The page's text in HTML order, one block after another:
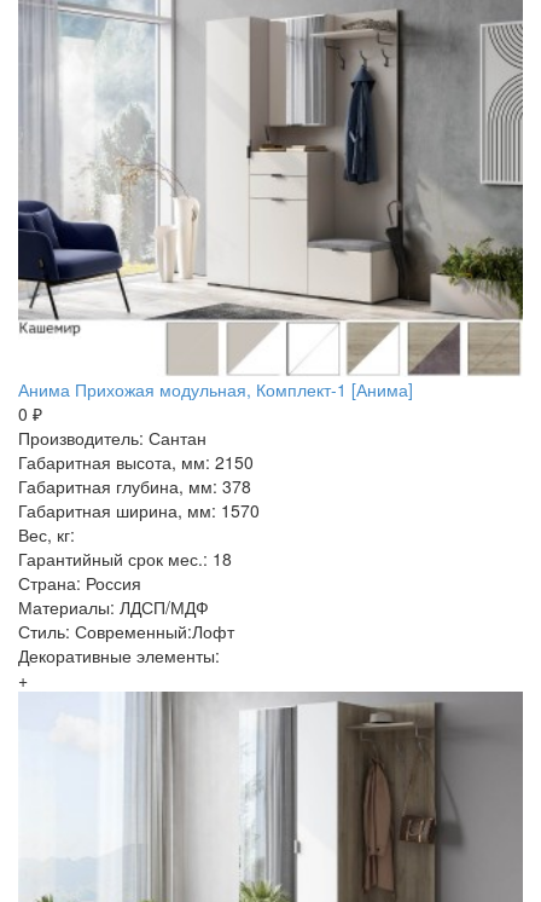
Анима Прихожая модульная, Комплект-1 [Анима]
0 ₽
Производитель: Сантан
Габаритная высота, мм: 2150
Габаритная глубина, мм: 378
Габаритная ширина, мм: 1570
Вес, кг:
Гарантийный срок мес.: 18
Страна: Россия
Материалы: ЛДСП/МДФ
Стиль: Современный:Лофт
Декоративные элементы:
+